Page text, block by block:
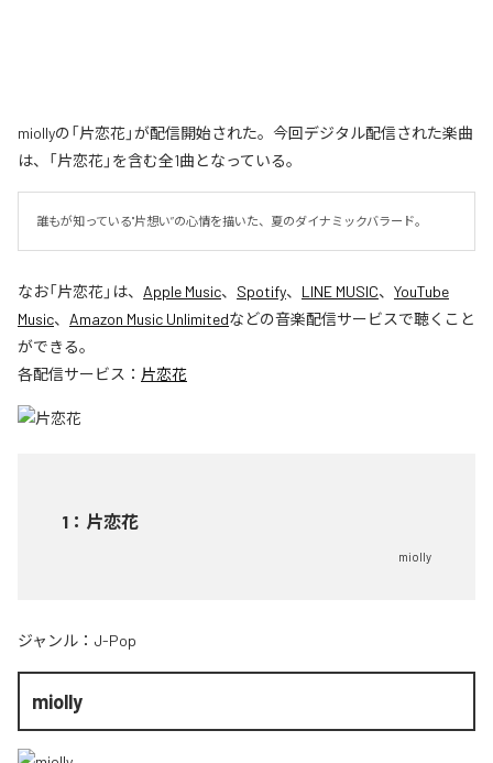
miollyの「片恋花」が配信開始された。今回デジタル配信された楽曲
は、「片恋花」を含む全1曲となっている。
誰もが知っている"片想い”の心情を描いた、夏のダイナミックバラード。
なお「片恋花」は、 Apple Music、 Spotify、 LINE MUSIC、 YouTube
Music、 Amazon Music Unlimitedなどの音楽配信サービスで聴くこと
ができる。
各配信サービス： 片恋花
1 ： 片恋花
miolly
ジャンル： J-Pop
miolly